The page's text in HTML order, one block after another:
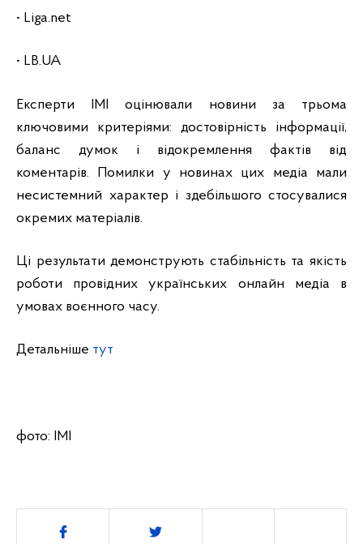
• Liga.net
• LB.UA
Експерти ІМІ оцінювали новини за трьома
ключовими критеріями: достовірність інформації,
баланс думок і відокремлення фактів від
коментарів. Помилки у новинах цих медіа мали
несистемний характер і здебільшого стосувалися
окремих матеріалів.
Ці результати демонструють стабільність та якість
роботи провідних українських онлайн медіа в
умовах воєнного часу.
Детальніше тут
фото: ІМІ
Поділитись